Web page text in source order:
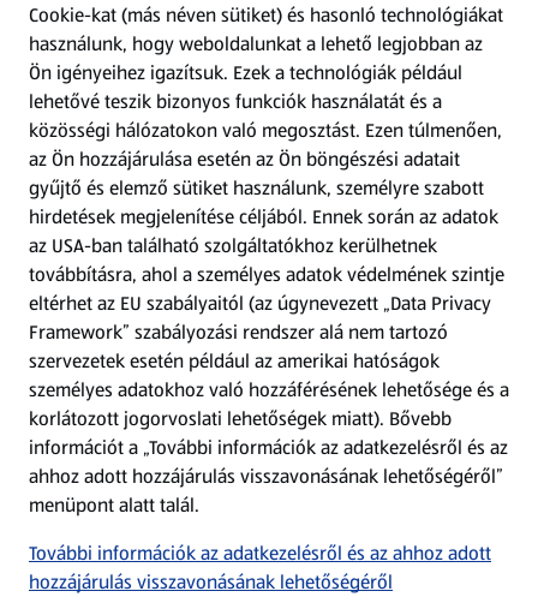
Kérdőív
Fizetési lehetőségek
ALDI utalványok
Árcsökkentés
Adattörlő alkalmazás
Szervizpont
(új oldalon nyílik meg)
Fedezz fel minket az interneten!
Töltsd le az ALDI Magyarország applikációt!
Cookie-kat (más néven sütiket) és hasonló technológiákat
használunk, hogy weboldalunkat a lehető legjobban az
Ön igényeihez igazítsuk. Ezek a technológiák például
lehetővé teszik bizonyos funkciók használatát és a
közösségi hálózatokon való megosztást. Ezen túlmenően,
az Ön hozzájárulása esetén az Ön böngészési adatait
gyűjtő és elemző sütiket használunk, személyre szabott
hirdetések megjelenítése céljából. Ennek során az adatok
az USA-ban található szolgáltatókhoz kerülhetnek
továbbításra, ahol a személyes adatok védelmének szintje
eltérhet az EU szabályaitól (az úgynevezett „Data Privacy
Framework” szabályozási rendszer alá nem tartozó
szervezetek esetén például az amerikai hatóságok
személyes adatokhoz való hozzáférésének lehetősége és a
korlátozott jogorvoslati lehetőségek miatt). Bővebb
információt a „További információk az adatkezelésről és az
ahhoz adott hozzájárulás visszavonásának lehetőségéről”
menüpont alatt talál.
További információk az adatkezelésről és az ahhoz adott
hozzájárulás visszavonásának lehetőségéről